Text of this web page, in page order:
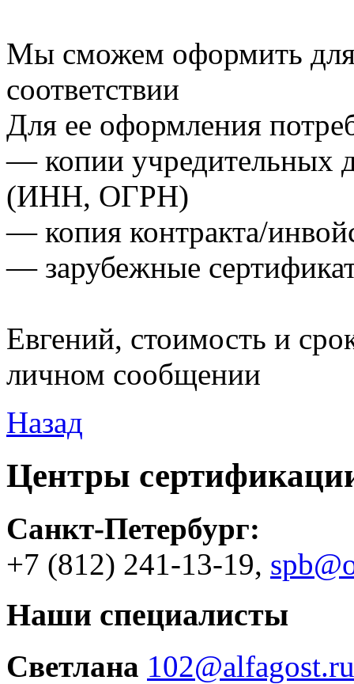
Мы сможем оформить
соответствии
Для ее оформления
— копии учредительных
(ИНН, ОГРН)
— копия контракта/
— зарубежные
Евгений, стоимость и
личном сообщении
Назад
Центры
Санкт-Петербург:
+7 (812) 241-13-19,
Наши специалисты
Светлана 102@alfagost.ru